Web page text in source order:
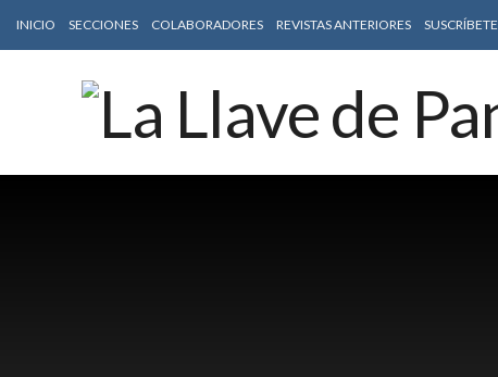
INICIO SECCIONES COLABORADORES REVISTAS ANTERIORES SUSCRÍBETE